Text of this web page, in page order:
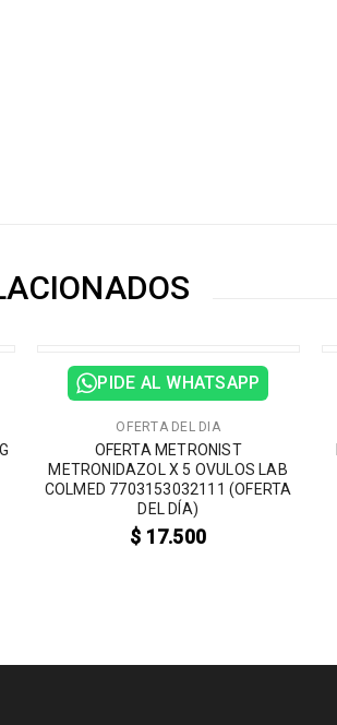
PIDE AL WHATSAPP
OFERTA DEL DIA
OFERTA METRONIST
METRONIDAZOL X 5 OVULOS LAB
COLMED 7703153032111 (OFERTA
DEL DÍA)
$ 17.500